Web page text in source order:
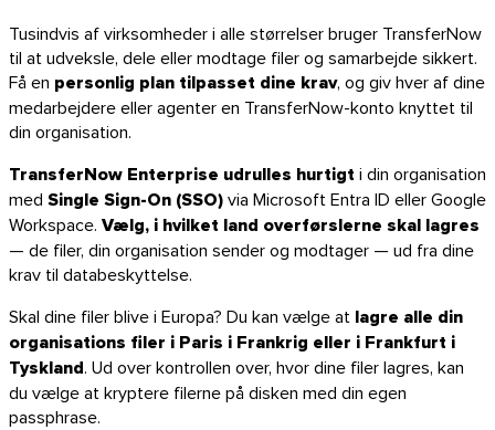
macOS
Tusindvis af virksomheder i alle størrelser bruger TransferNow
til at udveksle, dele eller modtage filer og samarbejde sikkert.
Få en personlig plan tilpasset dine krav, og giv hver af dine
medarbejdere eller agenter en TransferNow-konto knyttet til
din organisation.
TransferNow Enterprise udrulles hurtigti din organisation
med Single Sign-On (SSO)via Microsoft Entra ID eller Google
Workspace. Vælg, i hvilket land overførslerne skal lagres
— de filer, din organisation sender og modtager — ud fra dine
krav til databeskyttelse.
Skal dine filer blive i Europa? Du kan vælge at lagre alle din
organisations filer i Paris i Frankrig eller i Frankfurt i
Tyskland. Ud over kontrollen over, hvor dine filer lagres, kan
du vælge at kryptere filerne på disken med din egen
passphrase.